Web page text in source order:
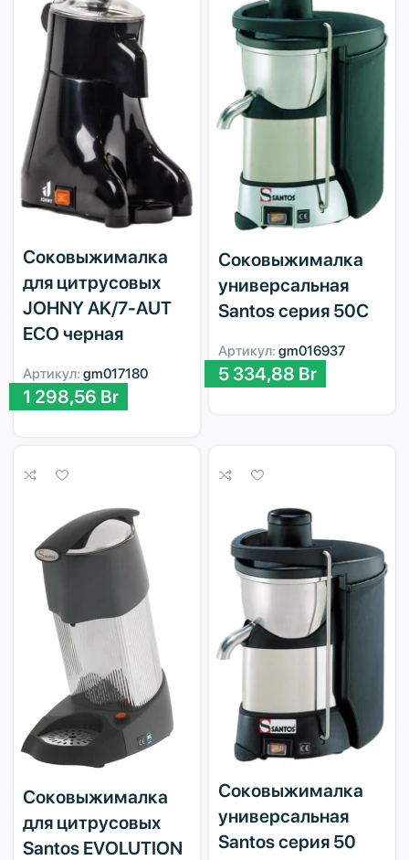
Соковыжималка
для цитрусовых
JOHNY AK/7-AUT
ECO черная
Артикул: gm017180
1 298,56 Br
Соковыжималка
универсальная
Santos серия 50С
Артикул: gm016937
5 334,88 Br
Соковыжималка
для цитрусовых
Santos EVOLUTION
Соковыжималка
универсальная
Santos серия 50